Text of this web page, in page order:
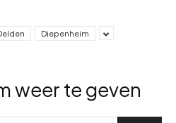
Diepenheim
weer te geven